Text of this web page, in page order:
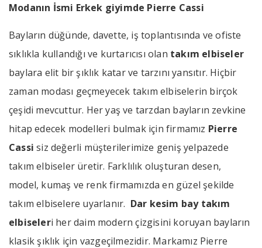
Modanın İsmi Erkek giyimde Pierre Cassi
Bayların düğünde, davette, iş toplantısında ve ofiste
sıklıkla kullandığı ve kurtarıcısı olan takım elbiseler
baylara elit bir şıklık katar ve tarzını yansıtır. Hiçbir
zaman modası geçmeyecek takım elbiselerin birçok
çeşidi mevcuttur. Her yaş ve tarzdan bayların zevkine
hitap edecek modelleri bulmak için firmamız Pierre
Cassi siz değerli müşterilerimize geniş yelpazede
takım elbiseler üretir. Farklılık oluşturan desen,
model, kumaş ve renk firmamızda en güzel şekilde
takım elbiselere uyarlanır. Dar kesim bay takım
elbiseleri her daim modern çizgisini koruyan bayların
klasik şıklık için vazgeçilmezidir. Markamız Pierre